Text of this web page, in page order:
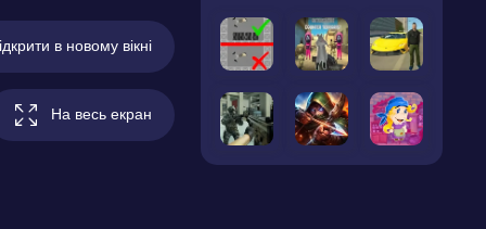
в новому вікні
На весь екран